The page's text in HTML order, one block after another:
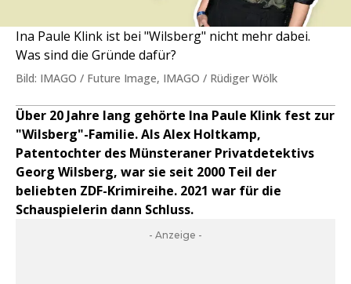
Ina Paule Klink ist bei "Wilsberg" nicht mehr dabei.
Was sind die Gründe dafür?
Bild: IMAGO / Future Image, IMAGO / Rüdiger Wölk
Über 20 Jahre lang gehörte Ina Paule Klink fest zur
"Wilsberg"-Familie. Als Alex Holtkamp,
Patentochter des Münsteraner Privatdetektivs
Georg Wilsberg, war sie seit 2000 Teil der
beliebten ZDF-Krimireihe. 2021 war für die
Schauspielerin dann Schluss.
- Anzeige -